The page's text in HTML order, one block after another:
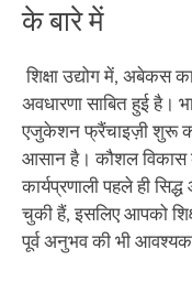
के बारे में
​शिक्षा उद्योग में, अबेकस
अवधारणा साबित हुई है।
एजुकेशन फ्रैंचाइज़ी शुरू
आसान है। कौशल विकास
कार्यप्रणाली पहले ही
चुकी हैं, इसलिए आपको
पूर्व अनुभव की भी